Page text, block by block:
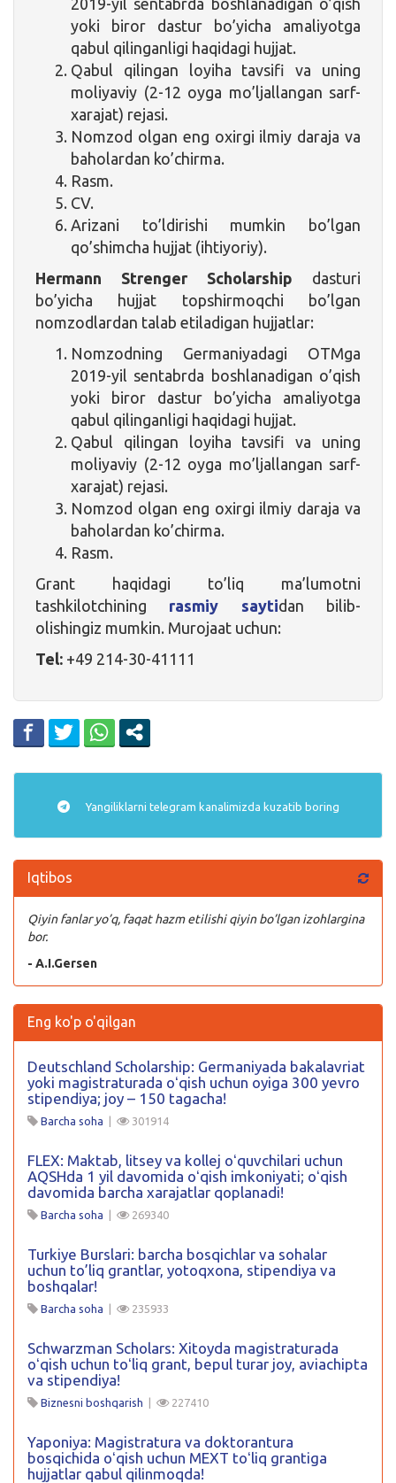
yoki biror dastur bo’yicha amaliyotga
qabul qilinganligi haqidagi hujjat.
Qabul qilingan loyiha tavsifi va uning
moliyaviy (2-12 oyga mo’ljallangan sarf-
xarajat) rejasi.
Nomzod olgan eng oxirgi ilmiy daraja va
baholardan ko’chirma.
Rasm.
CV.
Arizani to’ldirishi mumkin bo’lgan
qo’shimcha hujjat (ihtiyoriy).
Hermann Strenger Scholarship dasturi
bo’yicha hujjat topshirmoqchi bo’lgan
nomzodlardan talab etiladigan hujjatlar:
Nomzodning Germaniyadagi OTMga
2019-yil sentabrda boshlanadigan o’qish
yoki biror dastur bo’yicha amaliyotga
qabul qilinganligi haqidagi hujjat.
Qabul qilingan loyiha tavsifi va uning
moliyaviy (2-12 oyga mo’ljallangan sarf-
xarajat) rejasi.
Nomzod olgan eng oxirgi ilmiy daraja va
baholardan ko’chirma.
Rasm.
Grant haqidagi to’liq ma’lumotni
tashkilotchining rasmiy saytidan bilib­­­­­­­­­­
olishingiz mumkin. Murojaat uchun:
Tel: +49 214-30-41111
Yangiliklarni telegram kanalimizda kuzatib boring
Iqtibos
Qiyin fanlar yo’q, faqat hazm etilishi qiyin bo’lgan izohlargina
bor.
- A.I.Gersen
Eng ko'p o'qilgan
Deutschland Scholarship: Germaniyada bakalavriat
yoki magistraturada oʻqish uchun oyiga 300 yevro
stipendiya; joy – 150 tagacha!
Barcha soha | 301914
FLEX: Maktab, litsey va kollej oʻquvchilari uchun
AQSHda 1 yil davomida oʻqish imkoniyati; oʻqish
davomida barcha xarajatlar qoplanadi!
Barcha soha | 269340
Turkiye Burslari: barcha bosqichlar va sohalar
uchun to’liq grantlar, yotoqxona, stipendiya va
boshqalar!
Barcha soha | 235933
Schwarzman Scholars: Xitoyda magistraturada
oʻqish uchun toʻliq grant, bepul turar joy, aviachipta
va stipendiya!
Biznesni boshqarish | 227410
Yaponiya: Magistratura va doktorantura
bosqichida oʻqish uchun MEXT toʻliq grantiga
hujjatlar qabul qilinmoqda!